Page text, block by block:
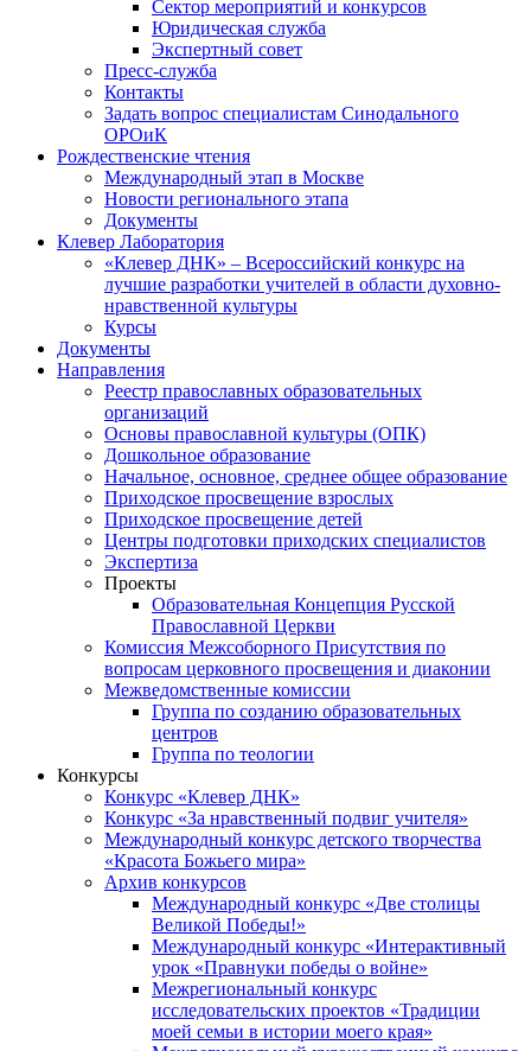
Сектор мероприятий и конкурсов
Юридическая служба
Экспертный совет
Пресс-служба
Контакты
Задать вопрос специалистам Синодального
ОРОиК
Рождественские чтения
Международный этап в Москве
Новости регионального этапа
Документы
Клевер Лаборатория
«Клевер ДНК» – Всероссийский конкурс на
лучшие разработки учителей в области духовно-
нравственной культуры
Курсы
Документы
Направления
Реестр православных образовательных
организаций
Основы православной культуры (ОПК)
Дошкольное образование
Начальное, основное, среднее общее образование
Приходское просвещение взрослых
Приходское просвещение детей
Центры подготовки приходских специалистов
Экспертиза
Проекты
Образовательная Концепция Русской
Православной Церкви
Комиссия Межсоборного Присутствия по
вопросам церковного просвещения и диаконии
Межведомственные комиссии
Группа по созданию образовательных
центров
Группа по теологии
Конкурсы
Конкурс «Клевер ДНК»
Конкурс «За нравственный подвиг учителя»
Международный конкурс детского творчества
«Красота Божьего мира»
Архив конкурсов
Международный конкурс «Две столицы
Великой Победы!»
Международный конкурс «Интерактивный
урок «Правнуки победы о войне»
Межрегиональный конкурс
исследовательских проектов «Традиции
моей семьи в истории моего края»